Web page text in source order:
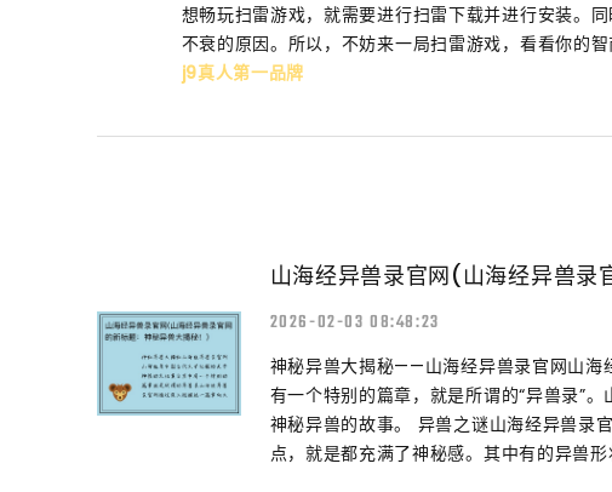
想畅玩扫雷游戏，就需要进行扫雷下载并进行安装。
不衰的原因。所以，不妨来一局扫雷游戏，看看你的智
j9真人第一品牌
山海经异兽录官网(山海经异兽录
2026-02-03 08:48:23
神秘异兽大揭秘——山海经异兽录官网山海
有一个特别的篇章，就是所谓的“异兽录”
神秘异兽的故事。 异兽之谜山海经异兽录
点，就是都充满了神秘感。其中有的异兽形